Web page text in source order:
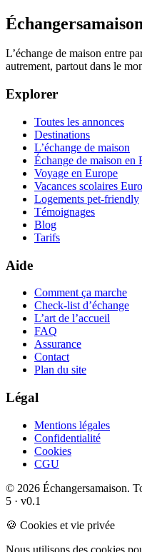
Échangersamaison
L’échange de maison entre
autrement, partout dans le
Explorer
Toutes les annonces
Destinations
L’échange de maison
Échange de maison en
Voyage en Europe
Vacances scolaires
Logements pet-friendly
Témoignages
Blog
Tarifs
Aide
Comment ça marche
Check-list d’échange
L’art de l’accueil
FAQ
Assurance
Contact
Plan du site
Légal
Mentions légales
Confidentialité
Cookies
CGU
© 2026 Échangersamaison.
5 · v0.1
🍪 Cookies et vie privée
Nous utilisons des cookies